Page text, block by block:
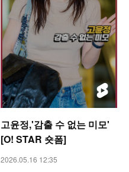
고윤정,'감출 수 없는 미모'
[O! STAR 숏폼]
2026.05.16 12:35